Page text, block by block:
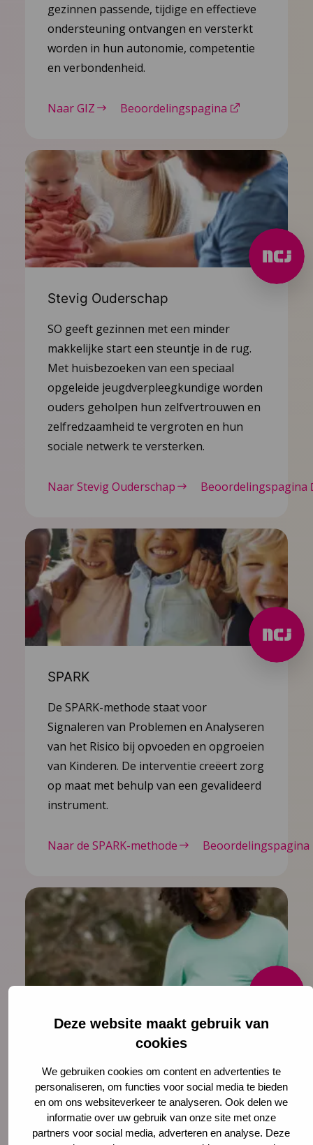
Deze website maakt gebruik van
cookies
We gebruiken cookies om content en advertenties te
personaliseren, om functies voor social media te bieden
en om ons websiteverkeer te analyseren. Ook delen we
informatie over uw gebruik van onze site met onze
partners voor social media, adverteren en analyse. Deze
gezinnen passende, tijdige en effectieve
ondersteuning ontvangen en versterkt
worden in hun autonomie, competentie
en verbondenheid.
Naar GIZ Beoordelingspagina
Stevig Ouderschap
SO geeft gezinnen met een minder
makkelijke start een steuntje in de rug.
Met huisbezoeken van een speciaal
opgeleide jeugdverpleegkundige worden
ouders geholpen hun zelfvertrouwen en
zelfredzaamheid te vergroten en hun
sociale netwerk te versterken.
Naar Stevig Ouderschap Beoordelingspagina
SPARK
De SPARK-methode staat voor
Signaleren van Problemen en Analyseren
van het Risico bij opvoeden en opgroeien
van Kinderen. De interventie creëert zorg
op maat met behulp van een gevalideerd
instrument.
Naar de SPARK-methode Beoordelingspagina
VoorZorg bestaat uit gestructureerde
huisbezoeken door gespecialiseerde
VoorZorgverpleegkundigen tijdens
zwangerschap en eerste twee